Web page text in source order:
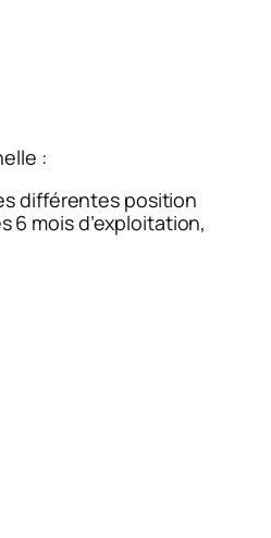
:
différentes position
mois d’exploitation,